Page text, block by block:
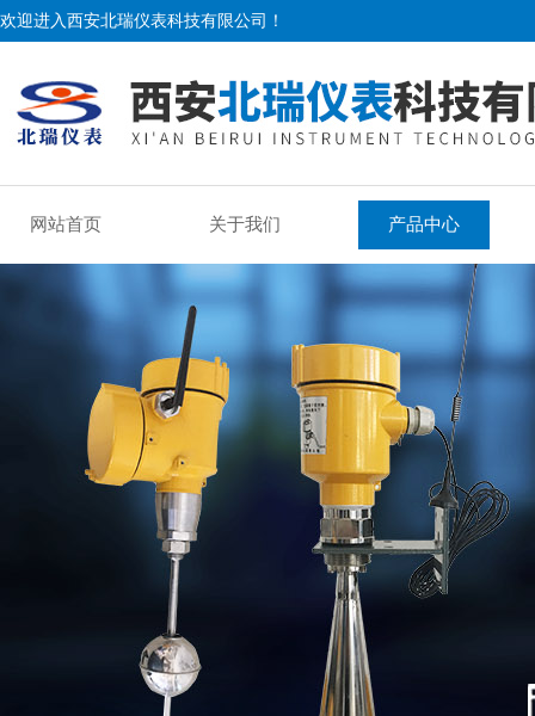
欢迎进入西安北瑞仪表科技有限公司！
网站首页 关于我们 产品中心